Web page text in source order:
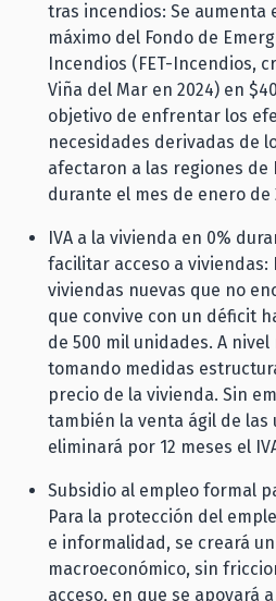
tras incendios: Se aumenta
máximo del Fondo de
Incendios (FET-Incendios,
Viña del Mar en 2024) en
objetivo de enfrentar los
necesidades derivadas de
afectaron a las regiones de
durante el mes de enero de
IVA a la vivienda en 0%
facilitar acceso a viviendas:
viviendas nuevas que no
que convive con un déficit
de 500 mil unidades. A
tomando medidas
precio de la vivienda. Sin
también la venta ágil de las
eliminará por 12 meses el
Subsidio al empleo formal
Para la protección del
e informalidad, se creará
macroeconómico, sin
acceso, en que se apoyará